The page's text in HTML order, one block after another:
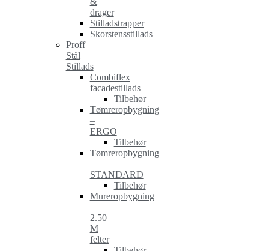
drager
Stilladstrapper
Skorstensstillads
Proff
Stål
Stillads
Combiflex
facadestillads
Tilbehør
Tømreropbygning
–
ERGO
Tilbehør
Tømreropbygning
–
STANDARD
Tilbehør
Mureropbygning
–
2.50
M
felter